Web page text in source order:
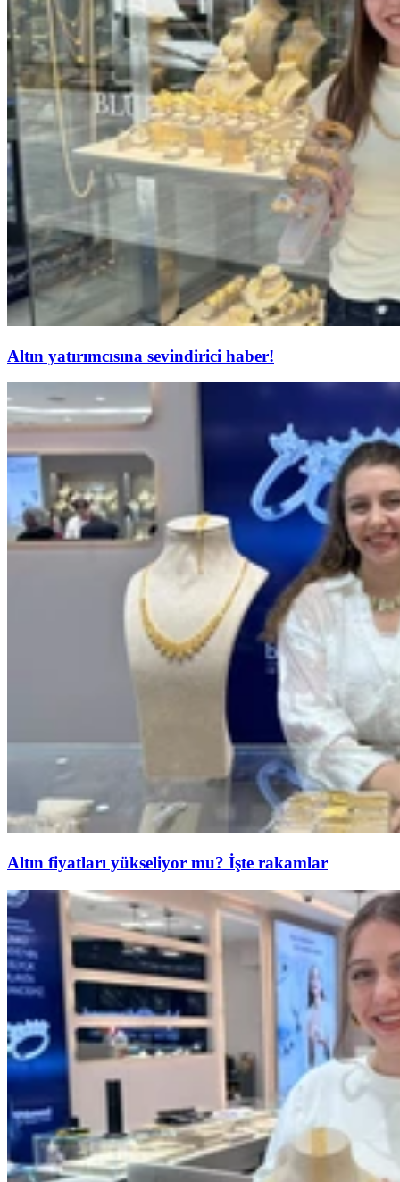
Altın yatırımcısına sevindirici haber!
Altın fiyatları yükseliyor mu? İşte rakamlar